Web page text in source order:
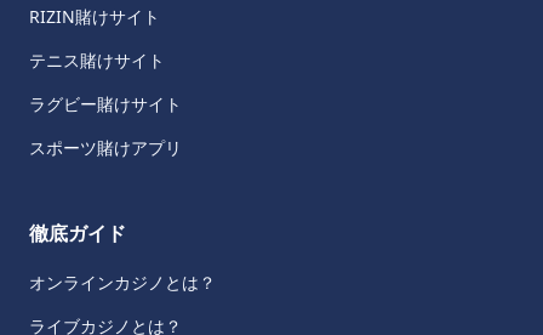
RIZIN賭けサイト
テニス賭けサイト
ラグビー賭けサイト
スポーツ賭けアプリ
徹底ガイド
オンラインカジノとは？
ライブカジノとは？